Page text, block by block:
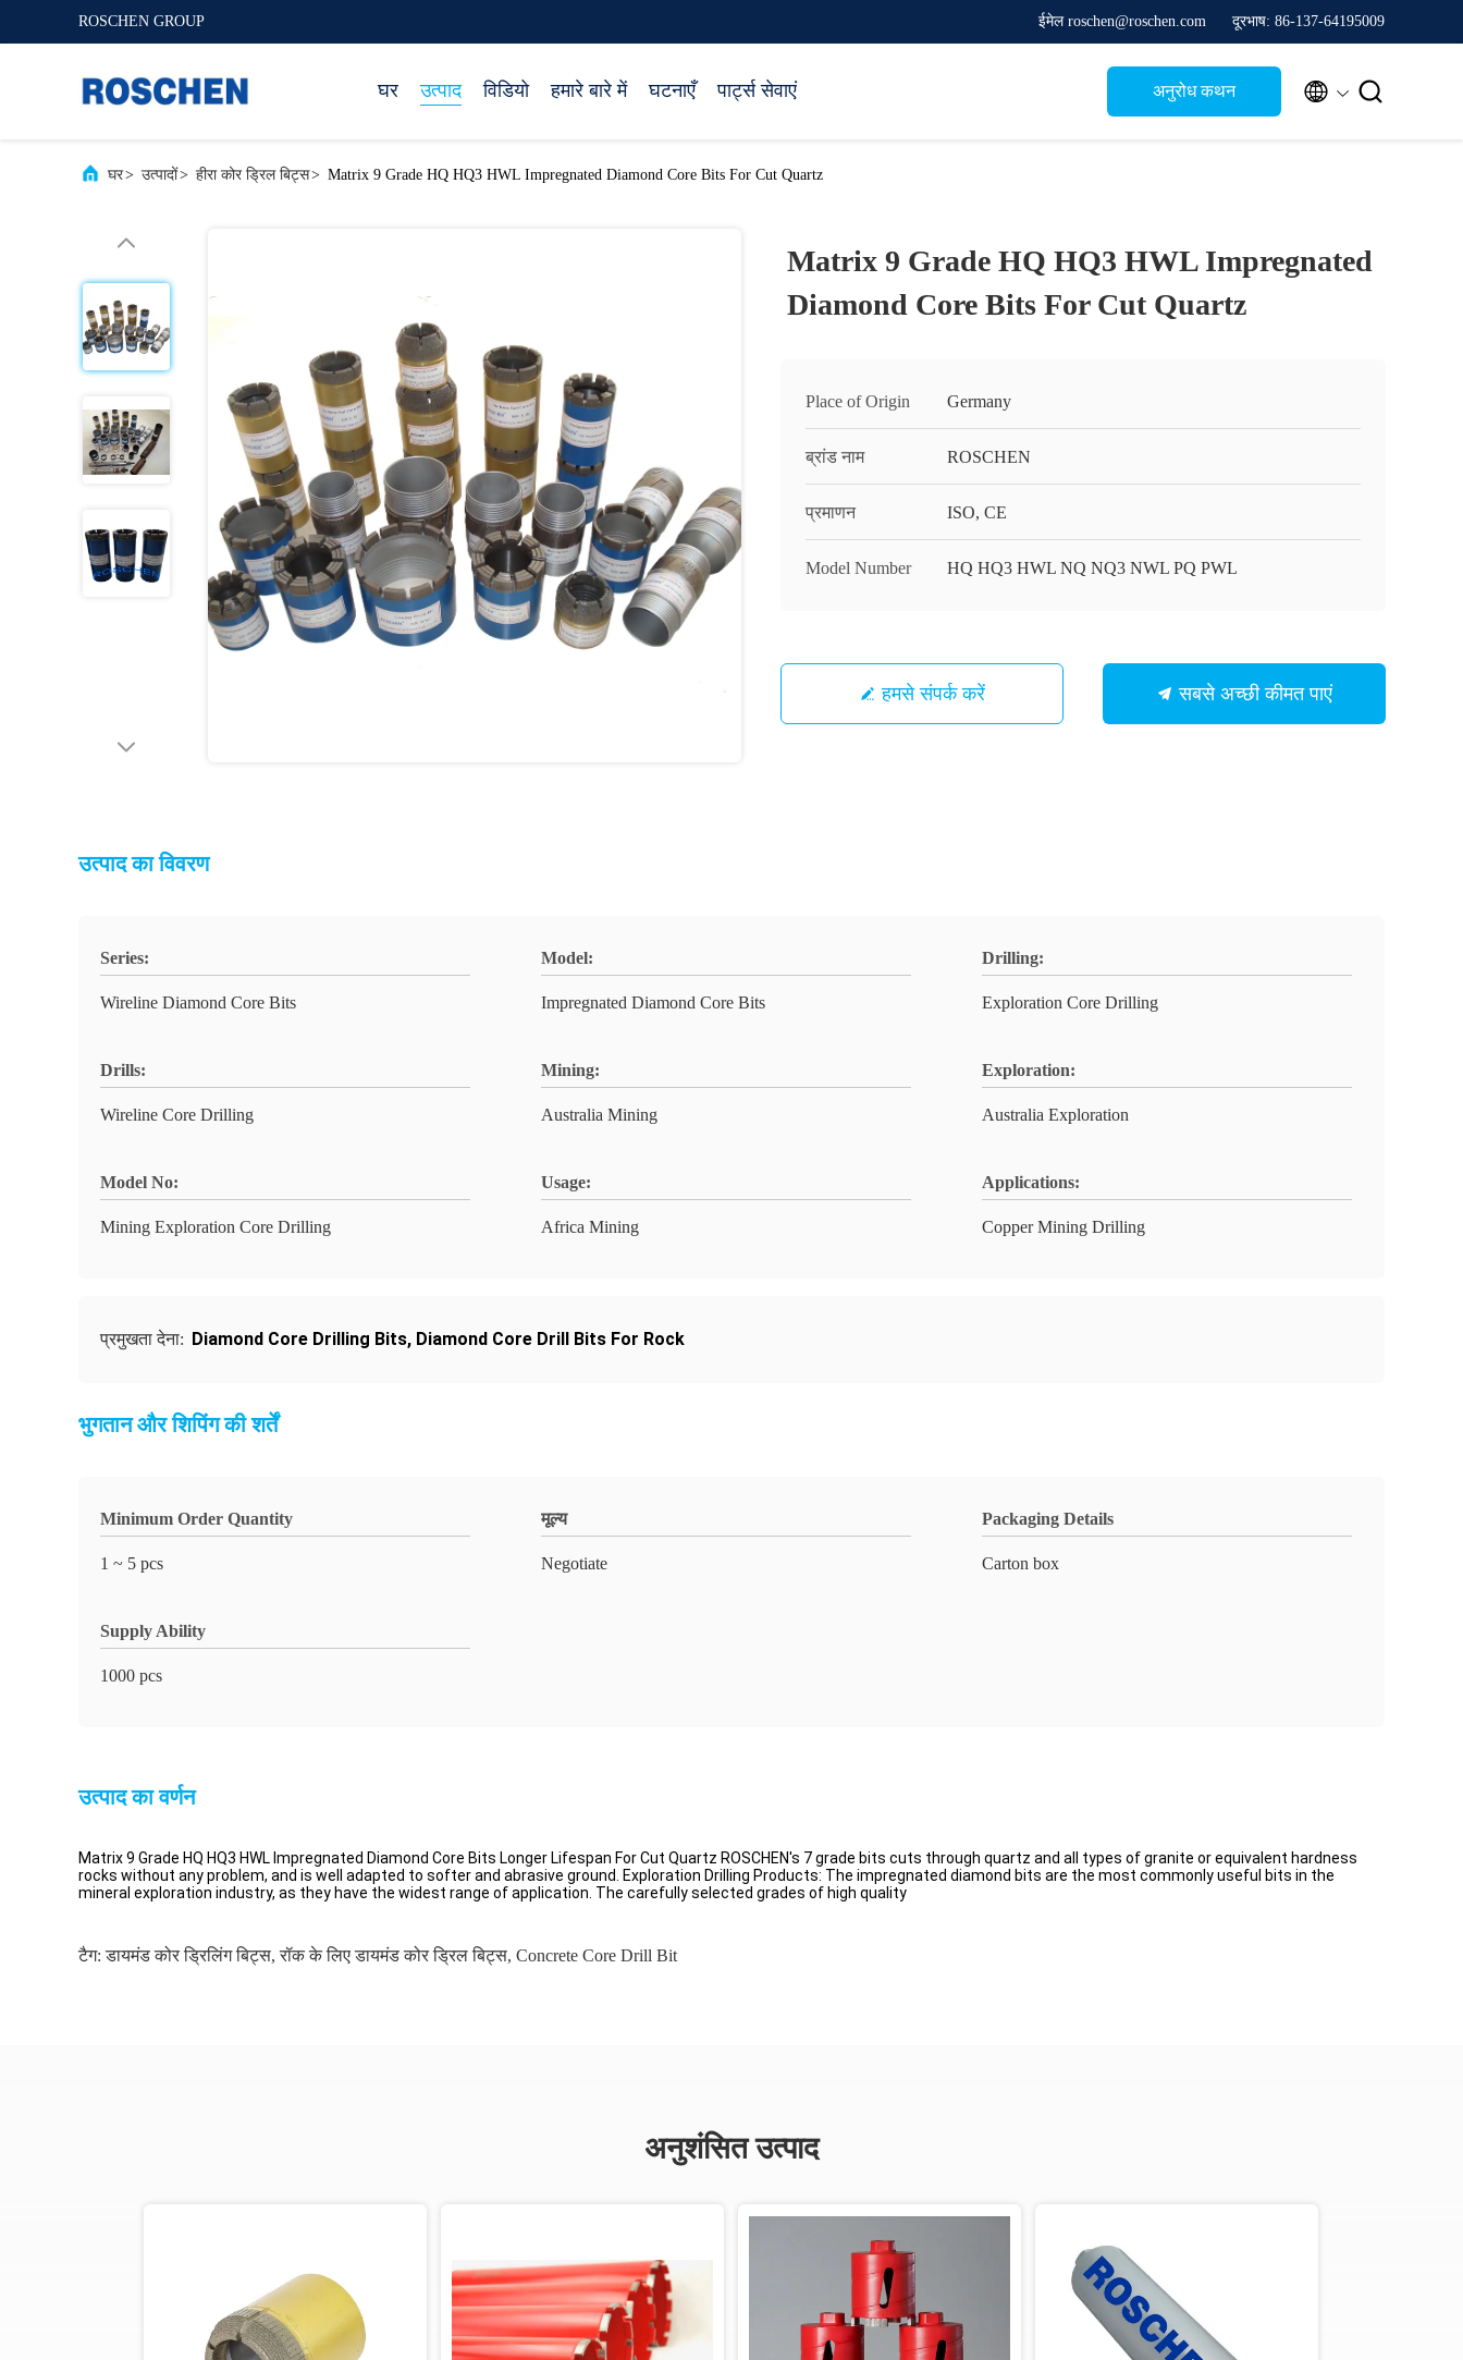
ROSCHEN GROUP ईमेल roschen@roschen.com दूरभाष: 86-137-64195009
घर उत्पाद विडियो हमारे बारे में घटनाएँ पार्ट्स सेवाएं अनुरोध कथन  
घर> उत्पादों> हीरा कोर ड्रिल बिट्स> Matrix 9 Grade HQ HQ3 HWL Impregnated Diamond Core Bits For Cut Quartz
Matrix 9 Grade HQ HQ3 HWL Impregnated
Diamond Core Bits For Cut Quartz
Place of Origin Germany
ब्रांड नाम ROSCHEN
प्रमाणन ISO, CE
Model Number HQ HQ3 HWL NQ NQ3 NWL PQ PWL
हमसे संपर्क करें सबसे अच्छी कीमत पाएं
उत्पाद का विवरण
Series:
Wireline Diamond Core Bits
Model:
Impregnated Diamond Core Bits
Drilling:
Exploration Core Drilling
Drills:
Wireline Core Drilling
Mining:
Australia Mining
Exploration:
Australia Exploration
Model No:
Mining Exploration Core Drilling
Usage:
Africa Mining
Applications:
Copper Mining Drilling
प्रमुखता देना: Diamond Core Drilling Bits, Diamond Core Drill Bits For Rock
भुगतान और शिपिंग की शर्तें
Minimum Order Quantity
1 ~ 5 pcs
मूल्य
Negotiate
Packaging Details
Carton box
Supply Ability
1000 pcs
उत्पाद का वर्णन
Matrix 9 Grade HQ HQ3 HWL Impregnated Diamond Core Bits Longer Lifespan For Cut Quartz ROSCHEN's 7 grade bits cuts through quartz and all types of granite or equivalent hardness
rocks without any problem, and is well adapted to softer and abrasive ground. Exploration Drilling Products: The impregnated diamond bits are the most commonly useful bits in the
mineral exploration industry, as they have the widest range of application. The carefully selected grades of high quality
टैग:डायमंड कोर ड्रिलिंग बिट्स, रॉक के लिए डायमंड कोर ड्रिल बिट्स, Concrete Core Drill Bit
अनुशंसित उत्पाद